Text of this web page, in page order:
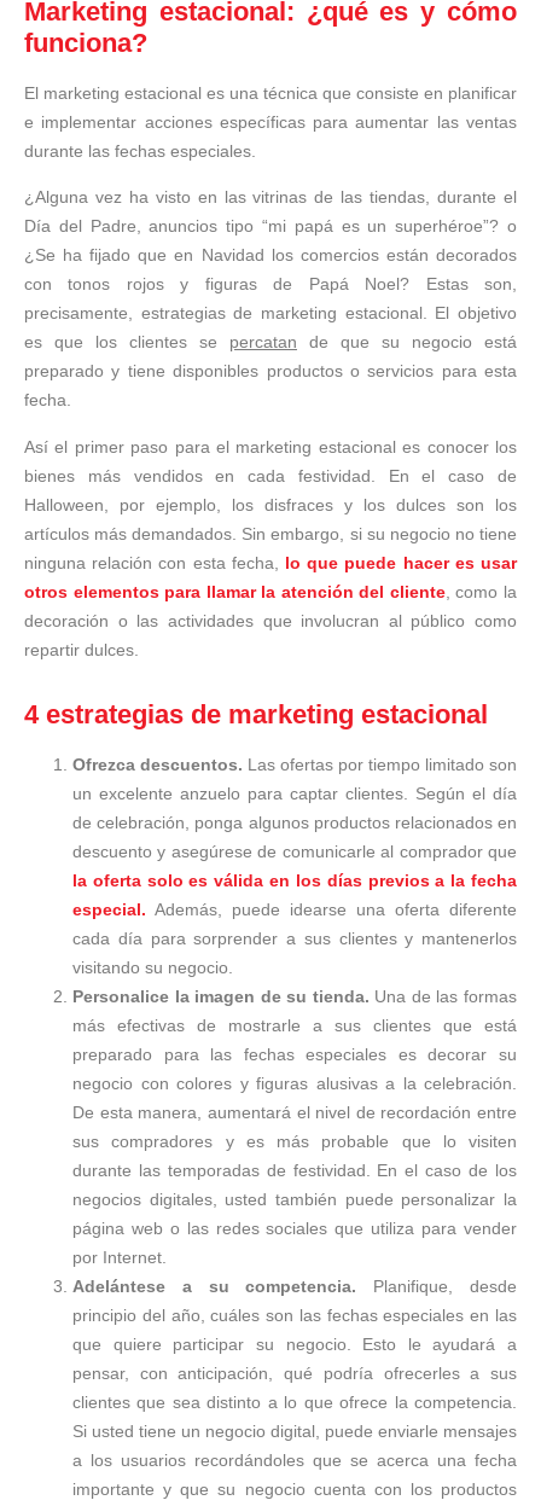
Marketing estacional: ¿qué es y cómo
funciona?
El marketing estacional es una técnica que consiste en planificar
e implementar acciones específicas para aumentar las ventas
durante las fechas especiales.
¿Alguna vez ha visto en las vitrinas de las tiendas, durante el
Día del Padre, anuncios tipo “mi papá es un superhéroe”? o
¿Se ha fijado que en Navidad los comercios están decorados
con tonos rojos y figuras de Papá Noel? Estas son,
precisamente, estrategias de marketing estacional. El objetivo
es que los clientes se percatan de que su negocio está
preparado y tiene disponibles productos o servicios para esta
fecha.
Así el primer paso para el marketing estacional es conocer los
bienes más vendidos en cada festividad. En el caso de
Halloween, por ejemplo, los disfraces y los dulces son los
artículos más demandados. Sin embargo, si su negocio no tiene
ninguna relación con esta fecha, lo que puede hacer es usar
otros elementos para llamar la atención del cliente, como la
decoración o las actividades que involucran al público como
repartir dulces.
4 estrategias de marketing estacional
Ofrezca descuentos. Las ofertas por tiempo limitado son
un excelente anzuelo para captar clientes. Según el día
de celebración, ponga algunos productos relacionados en
descuento y asegúrese de comunicarle al comprador que
la oferta solo es válida en los días previos a la fecha
especial. Además, puede idearse una oferta diferente
cada día para sorprender a sus clientes y mantenerlos
visitando su negocio.
Personalice la imagen de su tienda. Una de las formas
más efectivas de mostrarle a sus clientes que está
preparado para las fechas especiales es decorar su
negocio con colores y figuras alusivas a la celebración.
De esta manera, aumentará el nivel de recordación entre
sus compradores y es más probable que lo visiten
durante las temporadas de festividad. En el caso de los
negocios digitales, usted también puede personalizar la
página web o las redes sociales que utiliza para vender
por Internet.
Adelántese a su competencia. Planifique, desde
principio del año, cuáles son las fechas especiales en las
que quiere participar su negocio. Esto le ayudará a
pensar, con anticipación, qué podría ofrecerles a sus
clientes que sea distinto a lo que ofrece la competencia.
Si usted tiene un negocio digital, puede enviarle mensajes
a los usuarios recordándoles que se acerca una fecha
importante y que su negocio cuenta con los productos